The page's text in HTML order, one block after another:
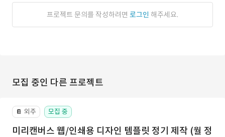
프로젝트 문의를 작성하려면 로그인 해주세요.
모집 중인 다른 프로젝트
📔 외주 모집 중
미리캔버스 웹/인쇄용 디자인 템플릿 정기 제작 (월 정